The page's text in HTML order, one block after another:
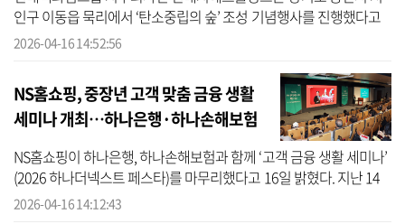
인구 이동읍 묵리에서 ‘탄소중립의 숲’ 조성 기념행사를 진행했다고
16일 밝혔다. 현대백화점그룹이 꾸준히 추진하고 있는 탄소중립의
2026-04-16 14:52:56
NS홈쇼핑, 중장년 고객 맞춤 금융 생활
세미나 개최…하나은행·하나손해보험
과 협업
NS홈쇼핑이 하나은행, 하나손해보험과 함께 ‘고객 금융 생활 세미나’
(2026 하나더넥스트 페스타)를 마무리했다고 16일 밝혔다. 지난 14
일 서울 중구 하나은행 을지로 본점 6층 대강당에서 열린 해당 행사에
2026-04-16 14:12:43